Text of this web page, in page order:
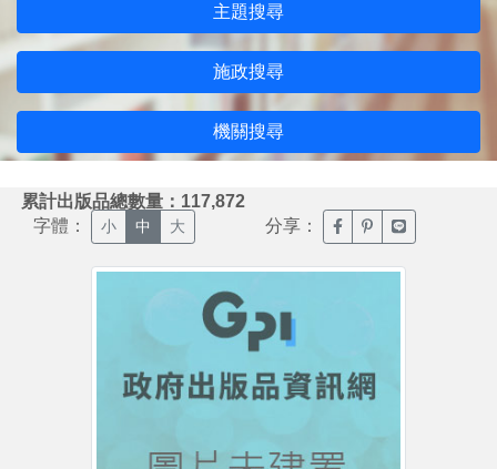
主題搜尋
施政搜尋
機關搜尋
累計出版品總數量：117,872
字體： 小 中 大 分享： 臉書分享(另開新視窗)
噗浪分享(另開新
Line分享(另